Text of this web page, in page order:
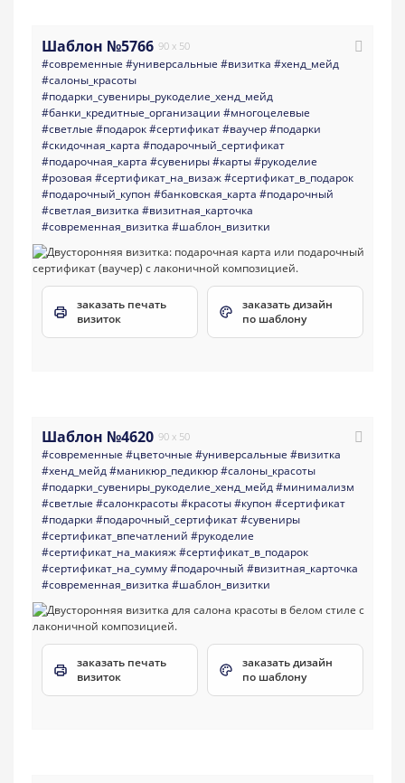
Шаблон №5766 90 x 50
#современные #универсальные #визитка #хенд_мейд
#салоны_красоты
#подарки_сувениры_рукоделие_хенд_мейд
#банки_кредитные_организации #многоцелевые
#светлые #подарок#сертификат#ваучер#подарки
#скидочная_карта #подарочный_сертификат
#подарочная_карта #сувениры#карты#рукоделие
#розовая #сертификат_на_визаж#сертификат_в_подарок
#подарочный_купон #банковская_карта #подарочный
#светлая_визитка #визитная_карточка
#современная_визитка #шаблон_визитки
заказать печать
визиток
заказать дизайн
по шаблону
Шаблон №4620 90 x 50
#современные #цветочные #универсальные #визитка
#хенд_мейд#маникюр_педикюр#салоны_красоты
#подарки_сувениры_рукоделие_хенд_мейд#минимализм
#светлые #салонкрасоты#красоты#купон #сертификат
#подарки #подарочный_сертификат#сувениры
#сертификат_впечатлений #рукоделие
#сертификат_на_макияж#сертификат_в_подарок
#сертификат_на_сумму#подарочный #визитная_карточка
#современная_визитка #шаблон_визитки
заказать печать
визиток
заказать дизайн
по шаблону